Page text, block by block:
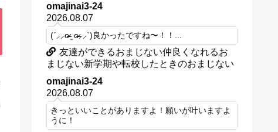
omajinai3-24
2026.08.07
(ˊ⸝⸝o̴̶̷ ̫ o̴̶̷⸝⸝ˋ)良かったですね〜！！...
友達ができるおまじない仲良くなれるお
まじない新学期や転校したときのおまじない
omajinai3-24
2026.08.07
きっといいことがありますよ！願いが叶いますよ
うに！